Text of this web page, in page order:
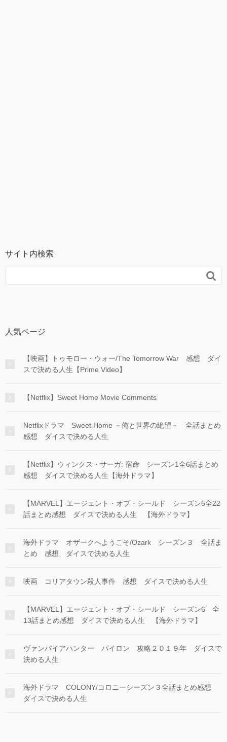
サイト内検索

人気ページ
【映画】トゥモロー・ウォー/The Tomorrow War 感想 ダイ
スで決める人生【Prime Video】
【Netflix】Sweet Home Movie Comments
Netflixドラマ Sweet Home －俺と世界の絶望－ 全話まとめ
感想 ダイスで決める人生
【Netflix】ウィンクス・サーガ: 宿命 シーズン1全6話まとめ
感想 ダイスで決める人生【海外ドラマ】
【MARVEL】エージェント・オブ・シールド シーズン5全22
話まとめ感想 ダイスで決める人生 【海外ドラマ】
海外ドラマ オザークへようこそ/Ozark シーズン３ 全話ま
とめ 感想 ダイスで決める人生
映画 コリアタウン殺人事件 感想 ダイスで決める人生
【MARVEL】エージェント・オブ・シールド シーズン6 全
13話まとめ感想 ダイスで決める人生 【海外ドラマ】
ヴァンパイアハンター パイロン 攻略２０１９年 ダイスで
決める人生
海外ドラマ COLONY/コロニーシーズン３全話まとめ感想
ダイスで決める人生